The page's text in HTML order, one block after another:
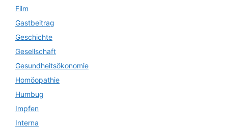
Film
Gastbeitrag
Geschichte
Gesellschaft
Gesundheitsökonomie
Homöopathie
Humbug
Impfen
Interna